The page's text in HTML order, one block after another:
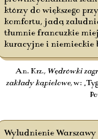
którzy do większego
komfortu, jadą
tłumnie francuzkie
kuracyjne i niemieckie
An. Krz., Wędrówki
zakłady kąpielowe, w:
Wyludnienie Warszawy